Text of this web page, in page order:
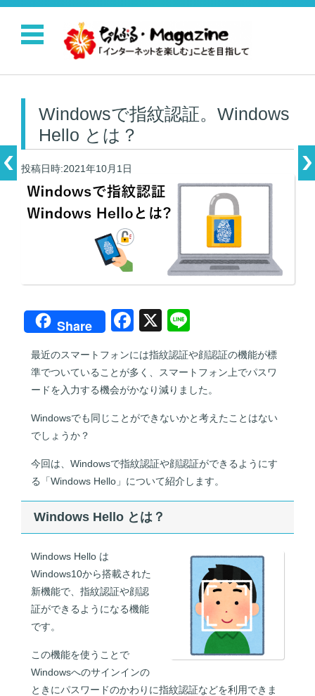
コンテンツに移動
Windowsで指紋認証。Windows
Hello とは？
投稿日時:2021年10月1日
Share
F
c
e
b
o
k
X
e
最近のスマートフォンには指紋認証や顔認証の機能が標
準でついていることが多く、スマートフォン上でパスワ
ードを入力する機会がかなり減りました。
Windowsでも同じことができないかと考えたことはない
でしょうか？
今回は、Windowsで指紋認証や顔認証ができるようにす
る「Windows Hello」について紹介します。
Windows Hello とは？
Windows Hello は
Windows10から搭載された
新機能で、指紋認証や顔認
証ができるようになる機能
です。
この機能を使うことで
Windowsへのサインインの
ときにパスワードのかわりに指紋認証などを利用できま